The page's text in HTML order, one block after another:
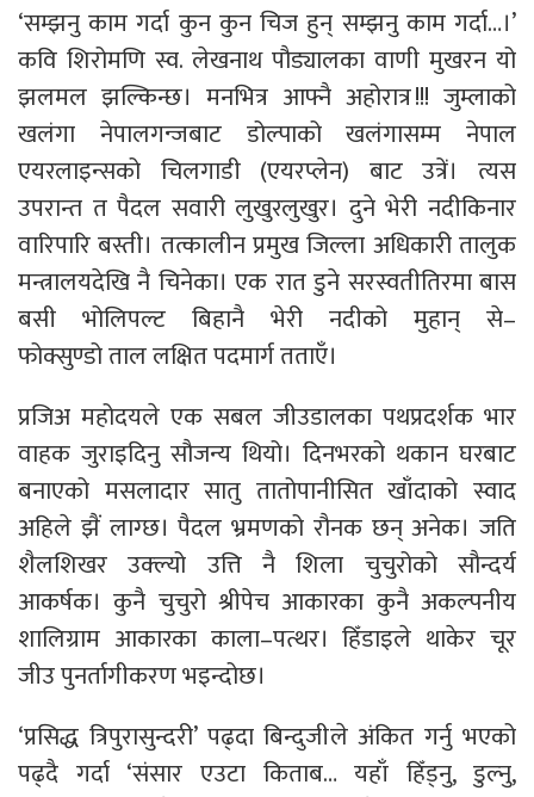
‘सम्झनु काम गर्दा कुन कुन चिज हुन् सम्झनु काम गर्दा…।’
कवि शिरोमणि स्व. लेखनाथ पौड्यालका वाणी मुखरन यो
झलमल झल्किन्छ। मनभित्र आफ्नै अहोरात्र !!! जुम्लाको
खलंगा नेपालगन्जबाट डोल्पाको खलंगासम्म नेपाल
एयरलाइन्सको चिलगाडी (एयरप्लेन) बाट उत्रें। त्यस
उपरान्त त पैदल सवारी लुखुरलुखुर। दुने भेरी नदीकिनार
वारिपारि बस्ती। तत्कालीन प्रमुख जिल्ला अधिकारी तालुक
मन्त्रालयदेखि नै चिनेका। एक रात डुने सरस्वतीतिरमा बास
बसी भोलिपल्ट बिहानै भेरी नदीको मुहान् से–
फोक्सुण्डो ताल लक्षित पदमार्ग तताएँ।
प्रजिअ महोदयले एक सबल जीउडालका पथप्रदर्शक भार
वाहक जुराइदिनु सौजन्य थियो। दिनभरको थकान घरबाट
बनाएको मसलादार सातु तातोपानीसित खाँदाको स्वाद
अहिले झैं लाग्छ। पैदल भ्रमणको रौनक छन् अनेक। जति
शैलशिखर उक्ल्यो उत्ति नै शिला चुचुरोको सौन्दर्य
आकर्षक। कुनै चुचुरो श्रीपेच आकारका कुनै अकल्पनीय
शालिग्राम आकारका काला–पत्थर। हिँडाइले थाकेर चूर
जीउ पुनर्तागीकरण भइन्दोछ।
‘प्रसिद्ध त्रिपुरासुन्दरी’ पढ्दा बिन्दुजीले अंकित गर्नु भएको
पढ्दै गर्दा ‘संसार एउटा किताब… यहाँ हिँड्नु, डुल्नु,